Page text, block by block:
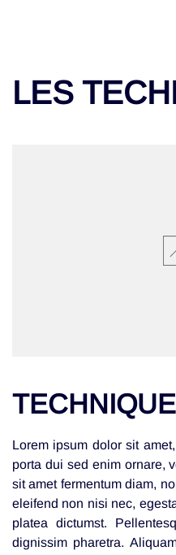
LES
Lorem ipsum dolor sit
porta dui sed enim ornare,
sit amet fermentum diam,
eleifend non nisi nec,
platea dictumst.
dignissim pharetra.